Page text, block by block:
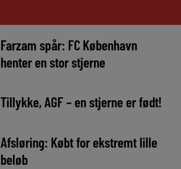
Farzam spår: FC København
henter en stor stjerne
Tillykke, AGF – en stjerne er født!
Afsløring: Købt for ekstremt lille
beløb